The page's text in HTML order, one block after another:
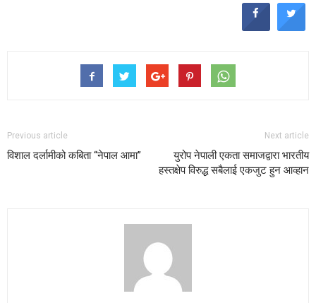
Previous article
विशाल दर्लामीको कबिता “नेपाल आमा”
Next article
युरोप नेपाली एकता समाजद्वारा भारतीय
हस्तक्षेप विरुद्ध सबैलाई एकजुट हुन आव्हान